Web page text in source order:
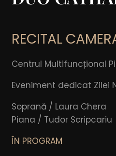
RECITAL
Centrul Multifuncțional
Eveniment dedicat Zilei
Soprană / Laura Chera
Piana / Tudor Scripcariu
ÎN PROGRAM